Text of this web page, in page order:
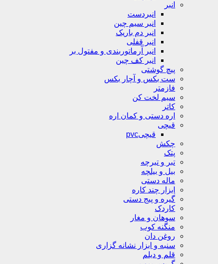
انبر
انبردست
انبر سیم چین
انبر دم باریک
انبر قفلی
انبر آرماتوربندی و مفتول بر
انبر کف چین
پیچ گوشتی
ست بکس و آچار بکس
فازمتر
سیم لخت کن
کاتر
اره دستی و کمان اره
قیچی
قیچیpvc
چکش
پتک
تبر و تبرچه
بیل و بیلچه
ماله دستی
ابزار چند کاره
گیره و پیج دستی
کاردک
سوهان و مغار
منگنه کوب
روغن دان
سنبه و ابزار نشانه گزاری
قلم و دیلم